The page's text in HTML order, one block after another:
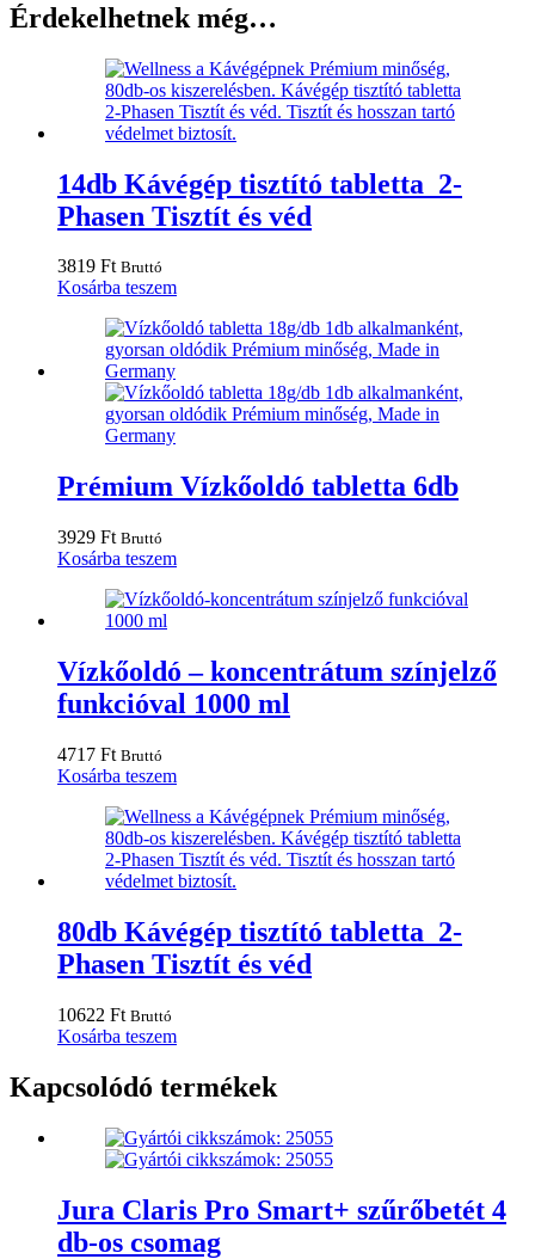
Érdekelhetnek még…
14db Kávégép tisztító tabletta 2-
Phasen Tisztít és véd
3819 Ft Bruttó
Kosárba teszem
Prémium Vízkőoldó tabletta 6db
3929 Ft Bruttó
Kosárba teszem
Vízkőoldó – koncentrátum színjelző
funkcióval 1000 ml
4717 Ft Bruttó
Kosárba teszem
80db Kávégép tisztító tabletta 2-
Phasen Tisztít és véd
10622 Ft Bruttó
Kosárba teszem
Kapcsolódó termékek
Jura Claris Pro Smart+ szűrőbetét 4
db-os csomag